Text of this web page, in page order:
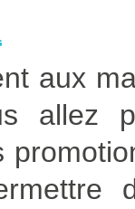
aux
allez